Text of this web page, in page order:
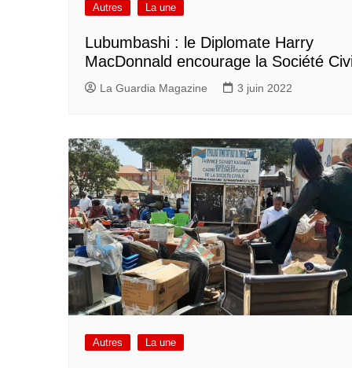
Autres La une
Lubumbashi : le Diplomate Harry
MacDonnald encourage la Société
La Guardia Magazine 3 juin 2022
Autres La une